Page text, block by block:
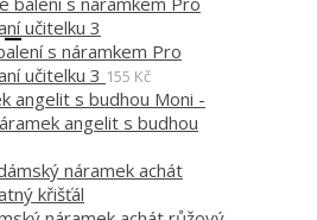
s náramkem Pro
učitelku 3 155 Kč
Moni -
angelit s budhou